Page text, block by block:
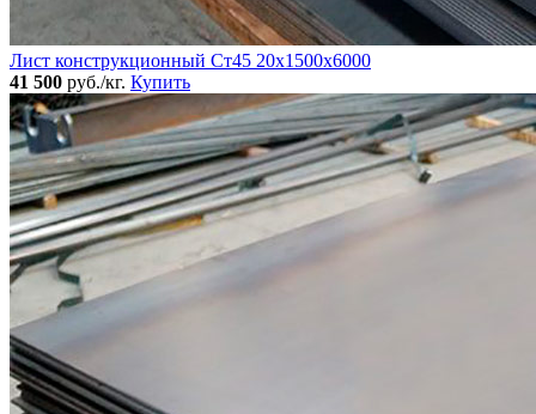
Лист конструкционный Ст45 20х1500х6000
41 500 руб./кг. Купить